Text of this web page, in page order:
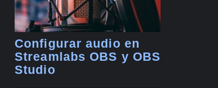
Configurar audio en
Streamlabs OBS y OBS
Studio